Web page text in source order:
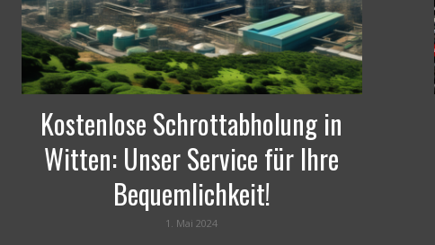
Kostenlose Schrottabholung in
Witten: Unser Service für Ihre
Bequemlichkeit!
1. Mai 2024